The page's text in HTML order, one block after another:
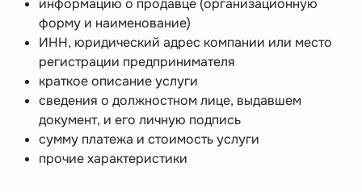
информацию о продавце (организационную
форму и наименование)
ИНН, юридический адрес компании или место
регистрации предпринимателя
краткое описание услуги
сведения о должностном лице, выдавшем
документ, и его личную подпись
сумму платежа и стоимость услуги
прочие характеристики